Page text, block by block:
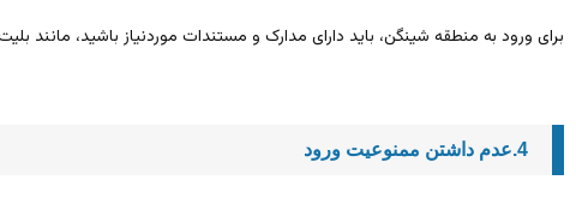
برای ورود به منطقه شینگن، باید دارای مدارک و مستندات موردنیاز باشید، مانند
4.عدم داشتن ممنوعیت ورود